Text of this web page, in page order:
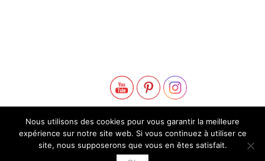
Nous utilisons des cookies pour vous garantir la meilleure
expérience sur notre site web. Si vous continuez à utiliser ce
site, nous supposerons que vous en êtes satisfait.